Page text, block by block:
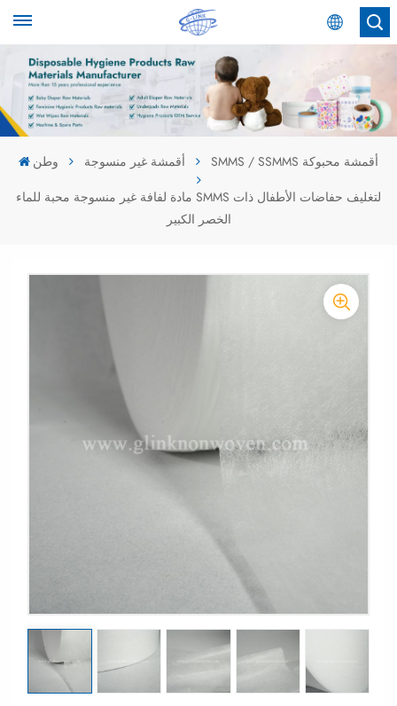
عربي
English
عربي
وطن أقمشة غير منسوجة
SMMS / SSMMS أقمشة محبوكة
مادة لفافة غير منسوجة محبة للماء SMMS لتغليف حفاضات الأطفال ذات
الخصر الكبير